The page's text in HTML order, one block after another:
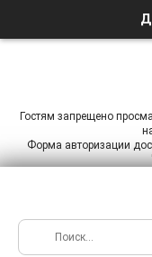
Гостям запрещено
Форма авторизации